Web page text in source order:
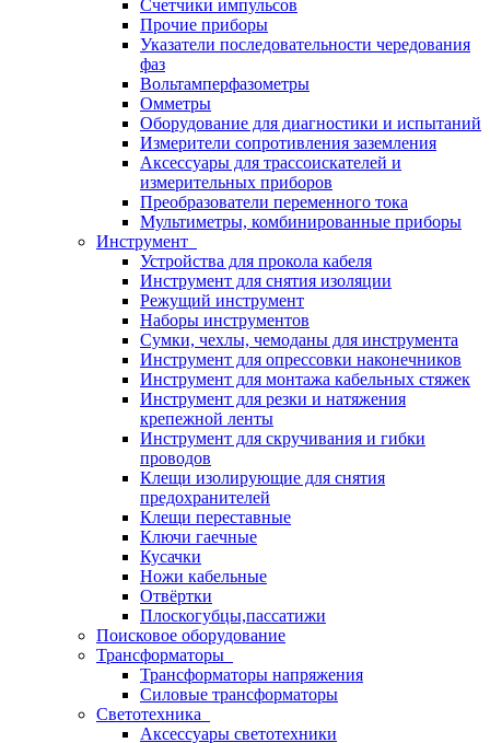
Счетчики импульсов
Прочие приборы
Указатели последовательности чередования
фаз
Вольтамперфазометры
Омметры
Оборудование для диагностики и испытаний
Измерители сопротивления заземления
Аксессуары для трассоискателей и
измерительных приборов
Преобразователи переменного тока
Мультиметры, комбинированные приборы
Инструмент
Устройства для прокола кабеля
Инструмент для снятия изоляции
Режущий инструмент
Наборы инструментов
Сумки, чехлы, чемоданы для инструмента
Инструмент для опрессовки наконечников
Инструмент для монтажа кабельных стяжек
Инструмент для резки и натяжения
крепежной ленты
Инструмент для скручивания и гибки
проводов
Клещи изолирующие для снятия
предохранителей
Клещи переставные
Ключи гаечные
Кусачки
Ножи кабельные
Отвёртки
Плоскогубцы,пассатижи
Поисковое оборудование
Трансформаторы
Трансформаторы напряжения
Силовые трансформаторы
Светотехника
Аксессуары светотехники